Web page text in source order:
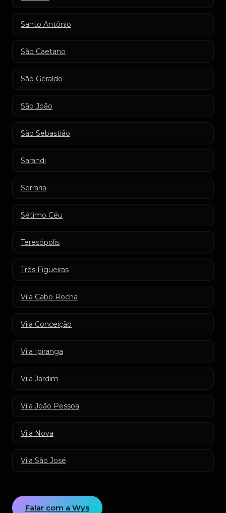
Santo Antônio
São Caetano
São Geraldo
São João
São Sebastião
Sarandi
Serraria
Sétimo Céu
Teresópolis
Três Figueiras
Vila Cabo Rocha
Vila Conceição
Vila Ipiranga
Vila Jardim
Vila João Pessoa
Vila Nova
Vila São José
Falar com a Wys